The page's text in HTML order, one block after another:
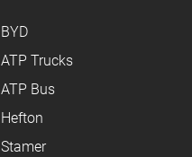
BYD
ATP Trucks
ATP Bus
Hefton
Stamer